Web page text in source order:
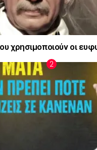
χρησιμοποιούν οι